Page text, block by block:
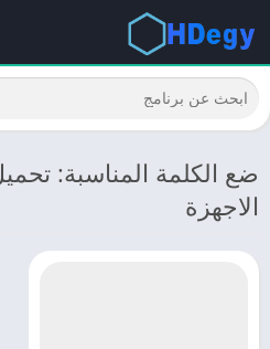
ضع الكلمة المناسبة:
الاجهزة